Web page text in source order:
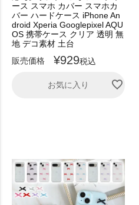
ース スマホ カバー スマホカ
バー ハードケース iPhone An
droid Xperia Googlepixel AQU
OS 携帯ケース クリア 透明 無
地 デコ素材 土台
販売価格
¥929税込
お気に入り